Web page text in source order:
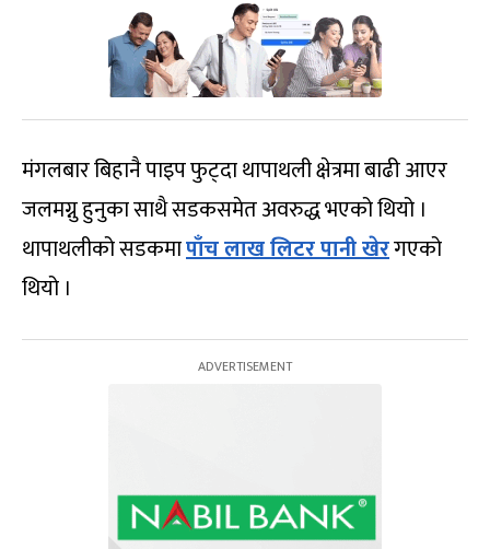
मंगलबार बिहानै पाइप फुट्दा थापाथली क्षेत्रमा बाढी आएर
जलमग्नु हुनुका साथै सडकसमेत अवरुद्ध भएको थियो ।
थापाथलीको सडकमापाँच लाख लिटर पानी खेरगएको
थियो ।